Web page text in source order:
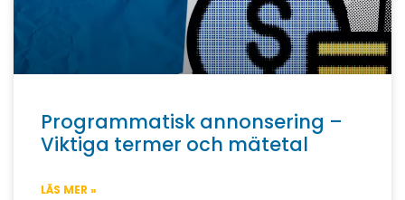
Programmatisk annonsering –
Viktiga termer och mätetal
LÄS MER »